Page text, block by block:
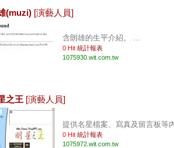
(muzi) [演藝人員]
含朗雄的生平介紹。 ...
0 Hit 統計報表
1075930.wit.com.tw
之王 [演藝人員]
提供名星檔案、寫真及留言板等
0 Hit 統計報表
1075972.wit.com.tw